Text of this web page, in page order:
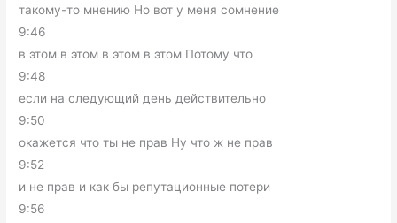
такому-то мнению Но вот у меня сомнение
9:46
в этом в этом в этом в этом Потому что
9:48
если на следующий день действительно
9:50
окажется что ты не прав Ну что ж не прав
9:52
и не прав и как бы репутационные потери
9:56